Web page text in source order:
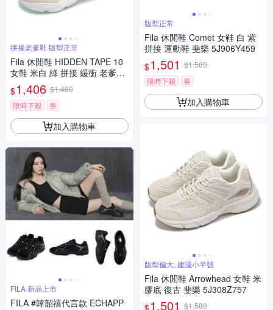
拼接老爹鞋 版型正常
Fila 休閒鞋 HIDDEN TAPE 10
女鞋 米白 綠 拼接 緩衝 老爹鞋
斐樂 5C329Z565
$1,406 $1,480
限時下殺
券
加入購物車
FILA 新品上市
FILA #韓韶禧代言款 ECHAPP
版型正常
Fila 休閒鞋 Comet 女鞋 白 紫
拼接 運動鞋 斐樂 5J906Y459
$1,501 $1,580
限時下殺
券
加入購物車
版型偏大, 建議小半號
Fila 休閒鞋 Arrowhead 女鞋 米
膠底 復古 斐樂 5J308Z757
1,501 $1,580